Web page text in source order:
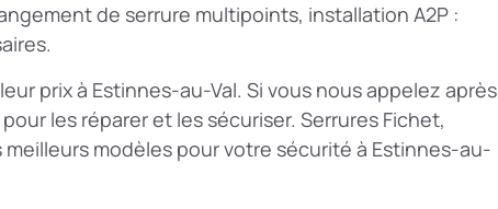
de serrure multipoints, installation A2P :
prix à Estinnes-au-Val. Si vous nous appelez après
les réparer et les sécuriser. Serrures Fichet,
modèles pour votre sécurité à Estinnes-au-